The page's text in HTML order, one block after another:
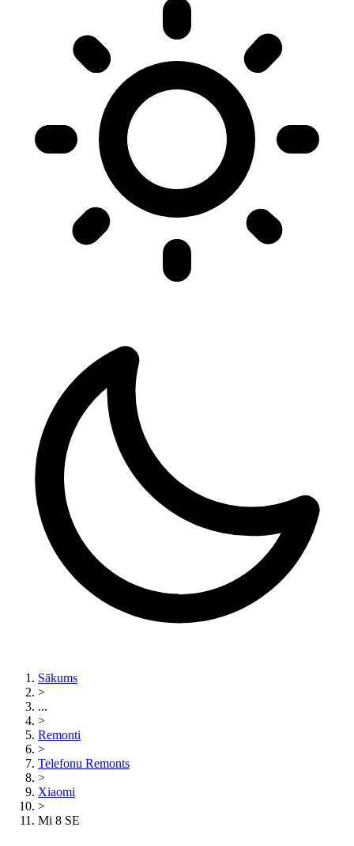
Sākums
>
...
>
Remonti
>
Telefonu Remonts
>
Xiaomi
>
Mi 8 SE